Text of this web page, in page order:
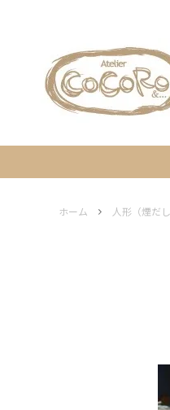
人形（ミニチュ
家
フレーム / ディ
工房別
ギフト包装につ
ホーム 人形（煙だし